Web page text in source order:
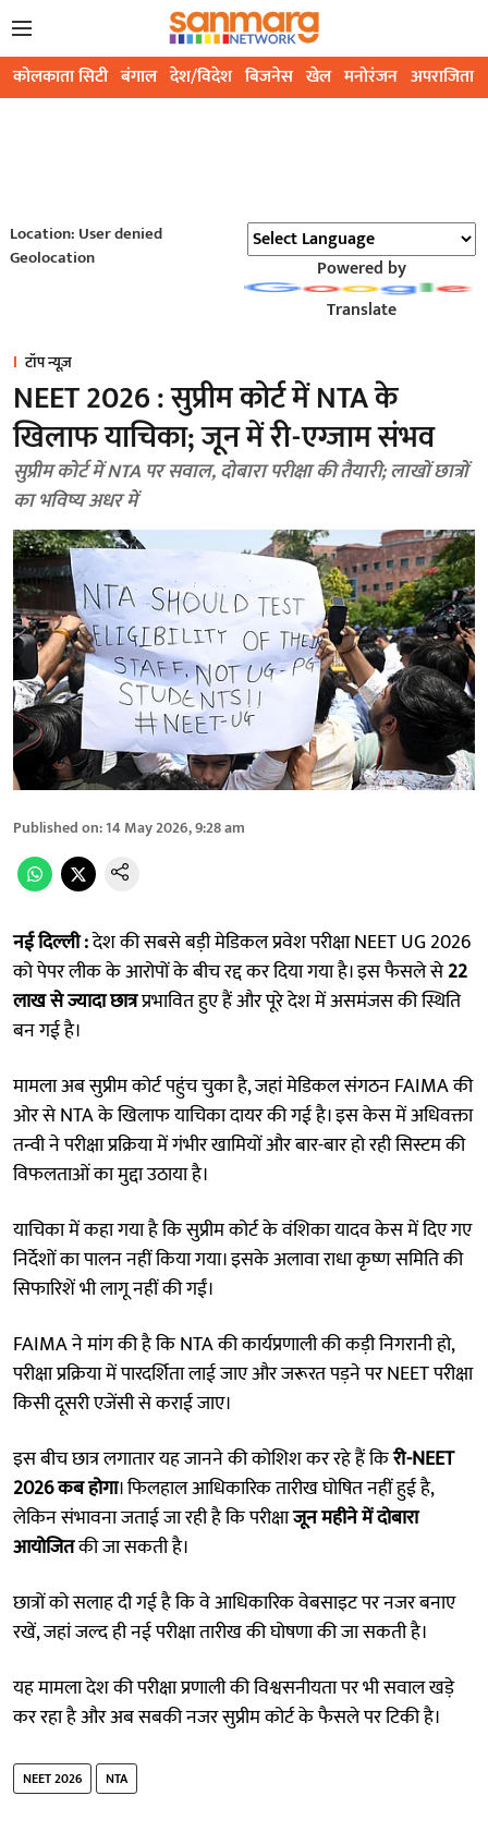
कोलकाता सिटी बंगाल देश/विदेश बिजनेस खेल मनोरंजन अपराजिता
Location: User denied
Geolocation
Powered by
Translate
टॉप न्यूज़
NEET 2026 : सुप्रीम कोर्ट में NTA के
खिलाफ याचिका; जून में री-एग्जाम संभव
सुप्रीम कोर्ट में NTA पर सवाल, दोबारा परीक्षा की तैयारी; लाखों छात्रों
का भविष्य अधर में
Published on:14 May 2026, 9:28 am
नई दिल्ली :देश की सबसे बड़ी मेडिकल प्रवेश परीक्षा NEET UG 2026
को पेपर लीक के आरोपों के बीच रद्द कर दिया गया है। इस फैसले से22
लाख से ज्यादा छात्रप्रभावित हुए हैं और पूरे देश में असमंजस की स्थिति
बन गई है।
मामला अब सुप्रीम कोर्ट पहुंच चुका है, जहां मेडिकल संगठन FAIMA की
ओर से NTA के खिलाफ याचिका दायर की गई है। इस केस में अधिवक्ता
तन्वी ने परीक्षा प्रक्रिया में गंभीर खामियों और बार-बार हो रही सिस्टम की
विफलताओं का मुद्दा उठाया है।
याचिका में कहा गया है कि सुप्रीम कोर्ट के वंशिका यादव केस में दिए गए
निर्देशों का पालन नहीं किया गया। इसके अलावा राधा कृष्ण समिति की
सिफारिशें भी लागू नहीं की गईं।
FAIMA ने मांग की है कि NTA की कार्यप्रणाली की कड़ी निगरानी हो,
परीक्षा प्रक्रिया में पारदर्शिता लाई जाए और जरूरत पड़ने पर NEET परीक्षा
किसी दूसरी एजेंसी से कराई जाए।
इस बीच छात्र लगातार यह जानने की कोशिश कर रहे हैं किरी-NEET
2026 कब होगा। फिलहाल आधिकारिक तारीख घोषित नहीं हुई है,
लेकिन संभावना जताई जा रही है कि परीक्षाजून महीने में दोबारा
आयोजितकी जा सकती है।
छात्रों को सलाह दी गई है कि वे आधिकारिक वेबसाइट पर नजर बनाए
रखें, जहां जल्द ही नई परीक्षा तारीख की घोषणा की जा सकती है।
यह मामला देश की परीक्षा प्रणाली की विश्वसनीयता पर भी सवाल खड़े
कर रहा है और अब सबकी नजर सुप्रीम कोर्ट के फैसले पर टिकी है।
NEET 2026 NTA